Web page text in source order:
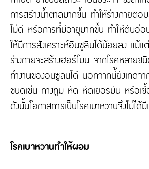
การสร้างน้ำตาลมากขึ้น ทำให้ร่างกายต
ไม่ดี หรือการที่มีอายุมากขึ้น ทำให้ตับอ่อ
ให้มีการสังเคราะห์อินซูลินได้น้อยลง แม้
ร่างกายจะสร้างฮอร์โมน จากโรคหลาย
ทำงานของอินซูลินได้ นอกจากนี้ยังเกิดจา
ชนิดเช่น คางทูม หัด หัดเยอรมัน หรือ
ดังนั้นโอกาสการเป็นโรคเบาหวานจึงไม่ไ
โรคเบาหวานทำให้ผอม